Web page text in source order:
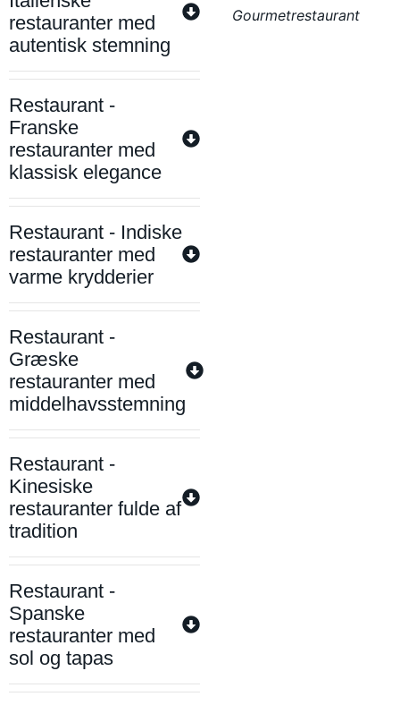
restauranter med
autentisk stemning
Restaurant -
Franske
restauranter med
klassisk elegance
Restaurant - Indiske
restauranter med
varme krydderier
Restaurant -
Græske
restauranter med
middelhavsstemning
Restaurant -
Kinesiske
restauranter fulde af
tradition
Restaurant -
Spanske
restauranter med
sol og tapas
Gourmetrestaurant